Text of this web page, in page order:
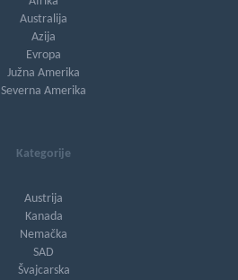
Australija
Azija
Evropa
Južna Amerika
Severna Amerika
Kategorije
Austrija
Kanada
Nemačka
SAD
Švajcarska